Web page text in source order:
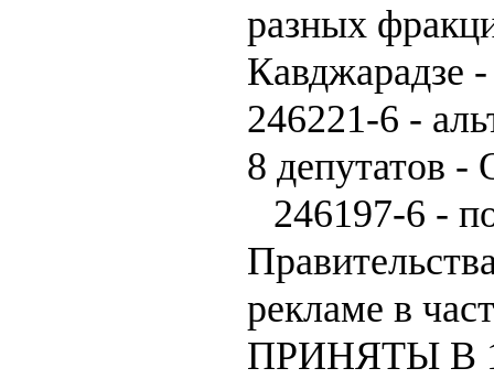
разных
246221-6 -
8
246197-6 -
рекламе в
ПРИНЯТЫ В